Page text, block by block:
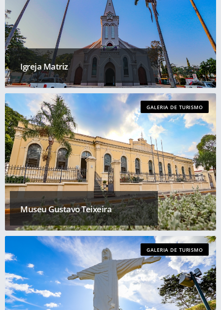
Igreja Matriz
Museu Gustavo Teixeira
GALERIA DE TURISMO
GALERIA DE TURISMO